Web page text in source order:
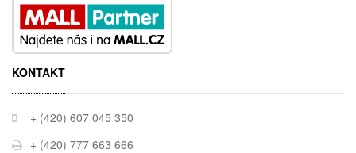
KONTAKT
+ (420) 607 045 350
+ (420) 777 663 666